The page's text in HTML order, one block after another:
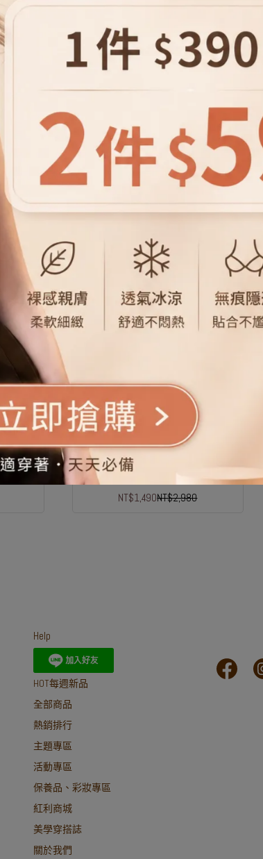
NT$1,290
NT$2,580
V領造型袖上衣
NT$1,490NT$2,980
Help
HOT每週新品
全部商品
熱銷排行
主題專區
活動專區
保養品、彩妝專區
紅利商城
美學穿搭誌
關於我們